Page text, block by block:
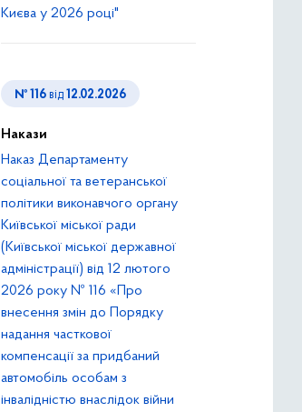
Києва у 2026 році"
№ 116 від 12.02.2026
Накази
Наказ Департаменту
соціальної та ветеранської
політики виконавчого органу
Київської міської ради
(Київської міської державної
адміністрації) від 12 лютого
2026 року № 116 «Про
внесення змін до Порядку
надання часткової
компенсації за придбаний
автомобіль особам з
інвалідністю внаслідок війни